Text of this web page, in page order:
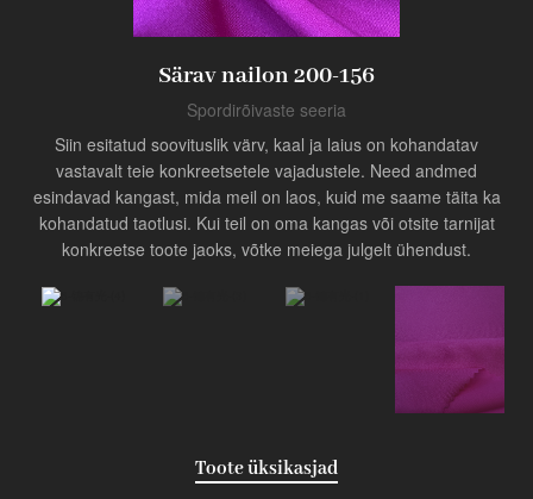
Tööstuse uuendaja
Särav nailon 200-156
Spordirõivaste seeria
Siin esitatud soovituslik värv, kaal ja laius on kohandatav
vastavalt teie konkreetsetele vajadustele. Need andmed
esindavad kangast, mida meil on laos, kuid me saame täita ka
kohandatud taotlusi. Kui teil on oma kangas või otsite tarnijat
konkreetse toote jaoks, võtke meiega julgelt ühendust.
Toote üksikasjad